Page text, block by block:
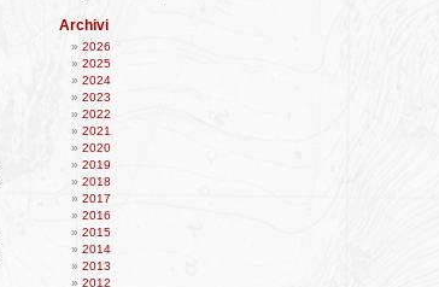
Archivi
2026
2025
2024
2023
2022
2021
2020
2019
2018
2017
2016
2015
2014
2013
2012